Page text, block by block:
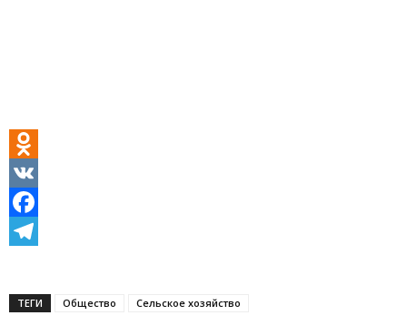
Odnoklassniki
VK
Facebook
ТЕГИ Общество Сельское хозяйство